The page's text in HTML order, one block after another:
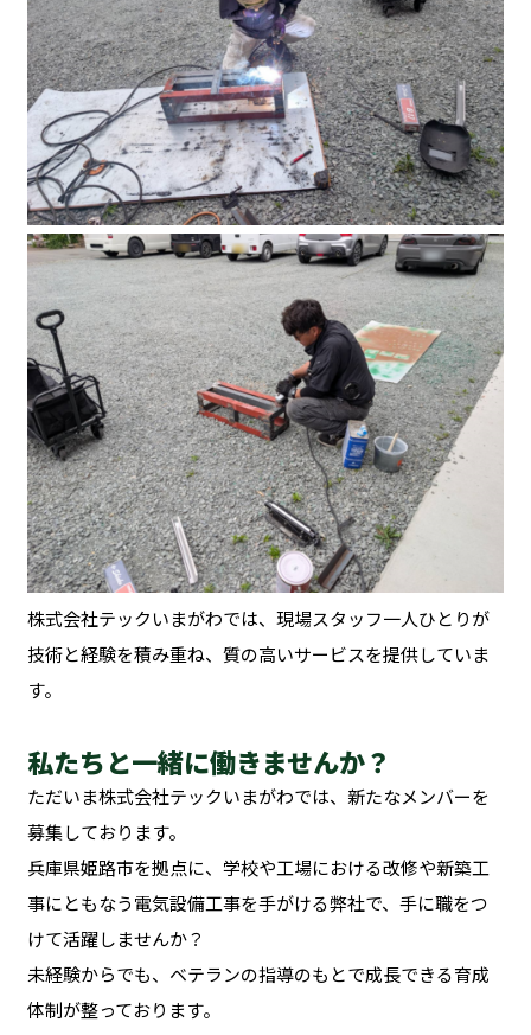
株式会社テックいまがわでは、現場スタッフ一人ひとりが
技術と経験を積み重ね、質の高いサービスを提供していま
す。
私たちと一緒に働きませんか？
ただいま株式会社テックいまがわでは、新たなメンバーを
募集しております。
兵庫県姫路市を拠点に、学校や工場における改修や新築工
事にともなう電気設備工事を手がける弊社で、手に職をつ
けて活躍しませんか？
未経験からでも、ベテランの指導のもとで成長できる育成
体制が整っております。